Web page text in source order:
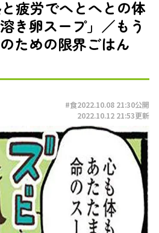
疲労でへとへとの体
き卵スープ」／もう
ための限界ごはん
#食2022.10.08 21:30公開
2022.10.12 21:53更新